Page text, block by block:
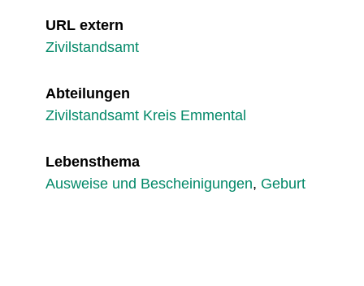
URL extern
Zivilstandsamt
Abteilungen
Zivilstandsamt Kreis Emmental
Lebensthema
Ausweise und Bescheinigungen, Geburt